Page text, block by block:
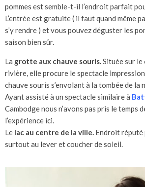
pommes est semble-t-il l’endroit parfait
L’entrée est gratuite ( il faut quand même
s’y rendre ) et vous pouvez déguster les
saison bien sûr.
La grotte aux chauve souris.Située sur le
rivière, elle procure le spectacle
chauve souris s’envolant à la tombée de la
Ayant assisté à un spectacle similaire à
Cambodge nous n’avons pas pris le temps
l’expérience ici.
Le lac au centre de la ville. Endroit réputé
surtout au lever et coucher de soleil.